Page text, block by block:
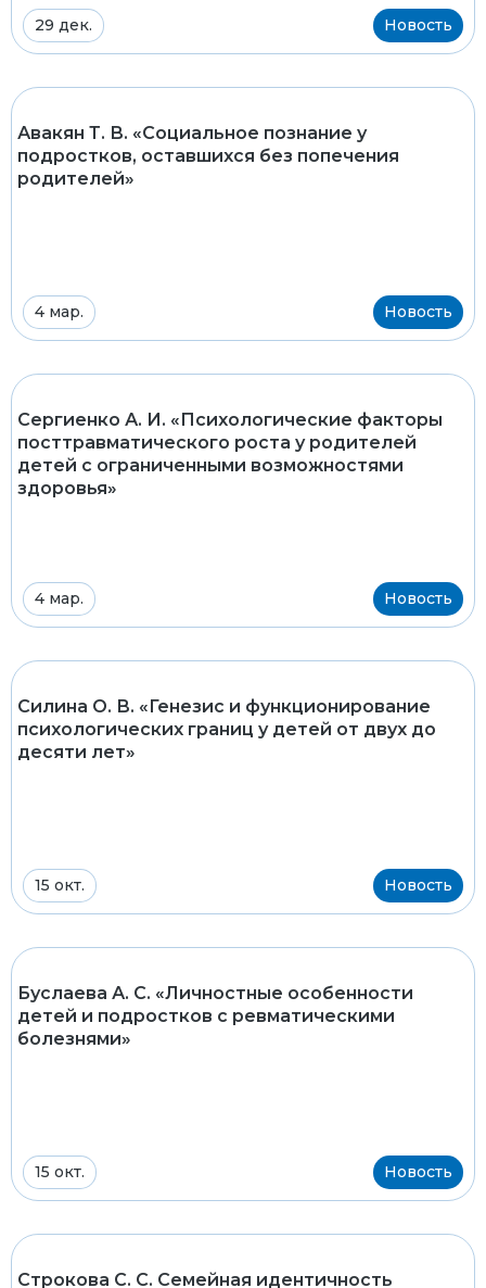
29 дек. Новость
Авакян Т. В. «Социальное познание у
подростков, оставшихся без попечения
родителей»
4 мар. Новость
Сергиенко А. И. «Психологические факторы
посттравматического роста у родителей
детей с ограниченными возможностями
здоровья»
4 мар. Новость
Силина О. В. «Генезис и функционирование
психологических границ у детей от двух до
десяти лет»
15 окт. Новость
Буслаева А. С. «Личностные особенности
детей и подростков с ревматическими
болезнями»
15 окт. Новость
Строкова С. С. Семейная идентичность